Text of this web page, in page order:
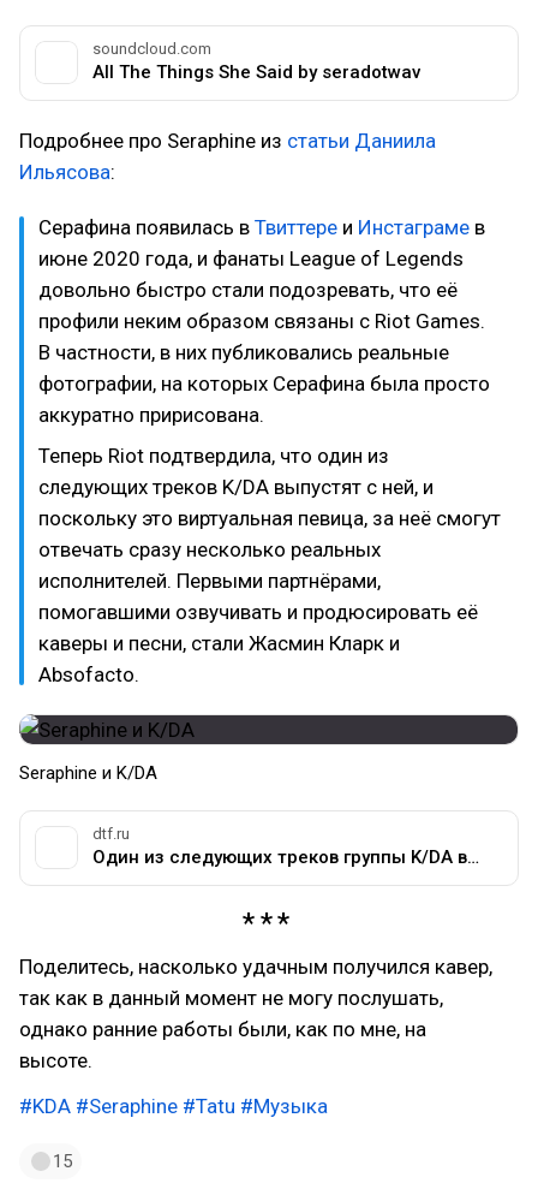
soundcloud.com
All The Things She Said by seradotwav
Подробнее про Seraphine из статьи Даниила
Ильясова:
Серафина появилась в Твиттере и Инстаграме в
июне 2020 года, и фанаты League of Legends
довольно быстро стали подозревать, что её
профили неким образом связаны с Riot Games.
В частности, в них публиковались реальные
фотографии, на которых Серафина была просто
аккуратно пририсована.
Теперь Riot подтвердила, что один из
следующих треков K/DA выпустят с ней, и
поскольку это виртуальная певица, за неё смогут
отвечать сразу несколько реальных
исполнителей. Первыми партнёрами,
помогавшими озвучивать и продюсировать её
каверы и песни, стали Жасмин Кларк и
Absofacto.
Seraphine и K/DA
dtf.ru
Один из следующих треков группы K/DA выпустят с виртуальной певицей Серафиной — Сообщество любителей слушать на DTF
Поделитесь, насколько удачным получился кавер,
так как в данный момент не могу послушать,
однако ранние работы были, как по мне, на
высоте.
#KDA #Seraphine #Tatu #Музыка
15